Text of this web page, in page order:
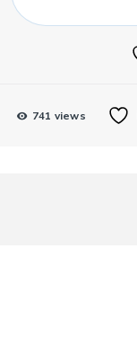
Kadın
EDP
741 views